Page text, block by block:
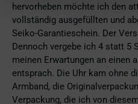
hervorheben möchte ich den
vollständig ausgefüllten und
Seiko-Garantieschein. Der
Dennoch vergebe ich 4 statt 5
meinen Erwartungen an einen
entsprach. Die Uhr kam ohne
Armband, die
Verpackung, die ich von